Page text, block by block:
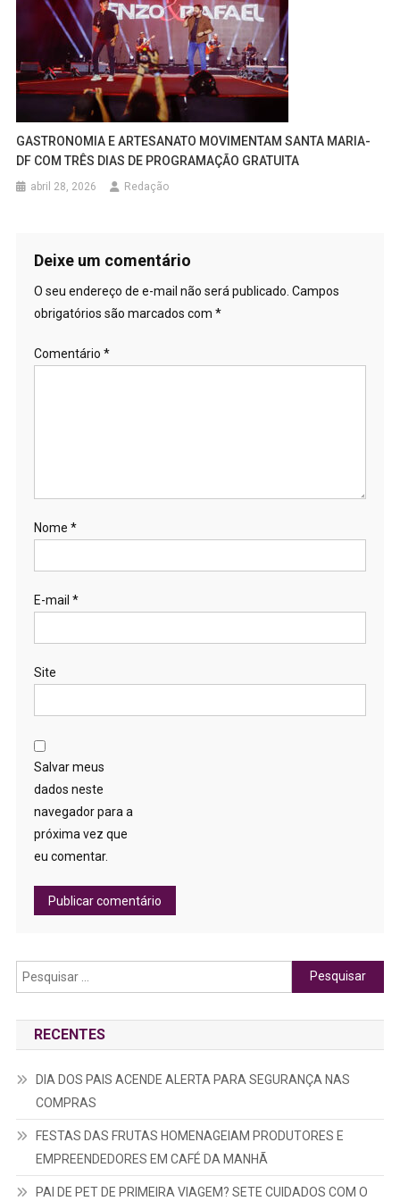
GASTRONOMIA E ARTESANATO MOVIMENTAM SANTA MARIA-
DF COM TRÊS DIAS DE PROGRAMAÇÃO GRATUITA
abril 28, 2026 Redação
Deixe um comentário
O seu endereço de e-mail não será publicado. Campos
obrigatórios são marcados com *
Comentário *
Nome *
E-mail *
Site
Salvar meus
dados neste
navegador para a
próxima vez que
eu comentar.
Pesquisar
por:
RECENTES
DIA DOS PAIS ACENDE ALERTA PARA SEGURANÇA NAS
COMPRAS
FESTAS DAS FRUTAS HOMENAGEIAM PRODUTORES E
EMPREENDEDORES EM CAFÉ DA MANHÃ
PAI DE PET DE PRIMEIRA VIAGEM? SETE CUIDADOS COM O